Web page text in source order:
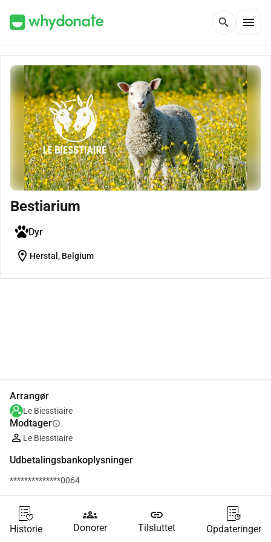
search menu
Bestiarium
Dyr
location_on Herstal, Belgium
Arrangør
Le Biesstiaire
Modtagerinfo
Le Biesstiaire
Udbetalingsbankoplysninger
**************0064
Historie
groups
Donorer
link
Tilsluttet Opdateringer